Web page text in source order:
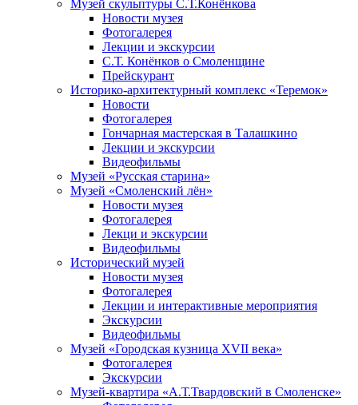
Музей скульптуры С.Т.Конёнкова
Новости музея
Фотогалерея
Лекции и экскурсии
С.Т. Конёнков о Смоленщине
Прейскурант
Историко-архитектурный комплекс «Теремок»
Новости
Фотогалерея
Гончарная мастерская в Талашкино
Лекции и экскурсии
Видеофильмы
Музей «Русская старина»
Музей «Смоленский лён»
Новости музея
Фотогалерея
Лекци и экскурсии
Видеофильмы
Исторический музей
Новости музея
Фотогалерея
Лекции и интерактивные мероприятия
Экскурсии
Видеофильмы
Музей «Городская кузница XVII века»
Фотогалерея
Экскурсии
Музей-квартира «А.Т.Твардовский в Смоленске»